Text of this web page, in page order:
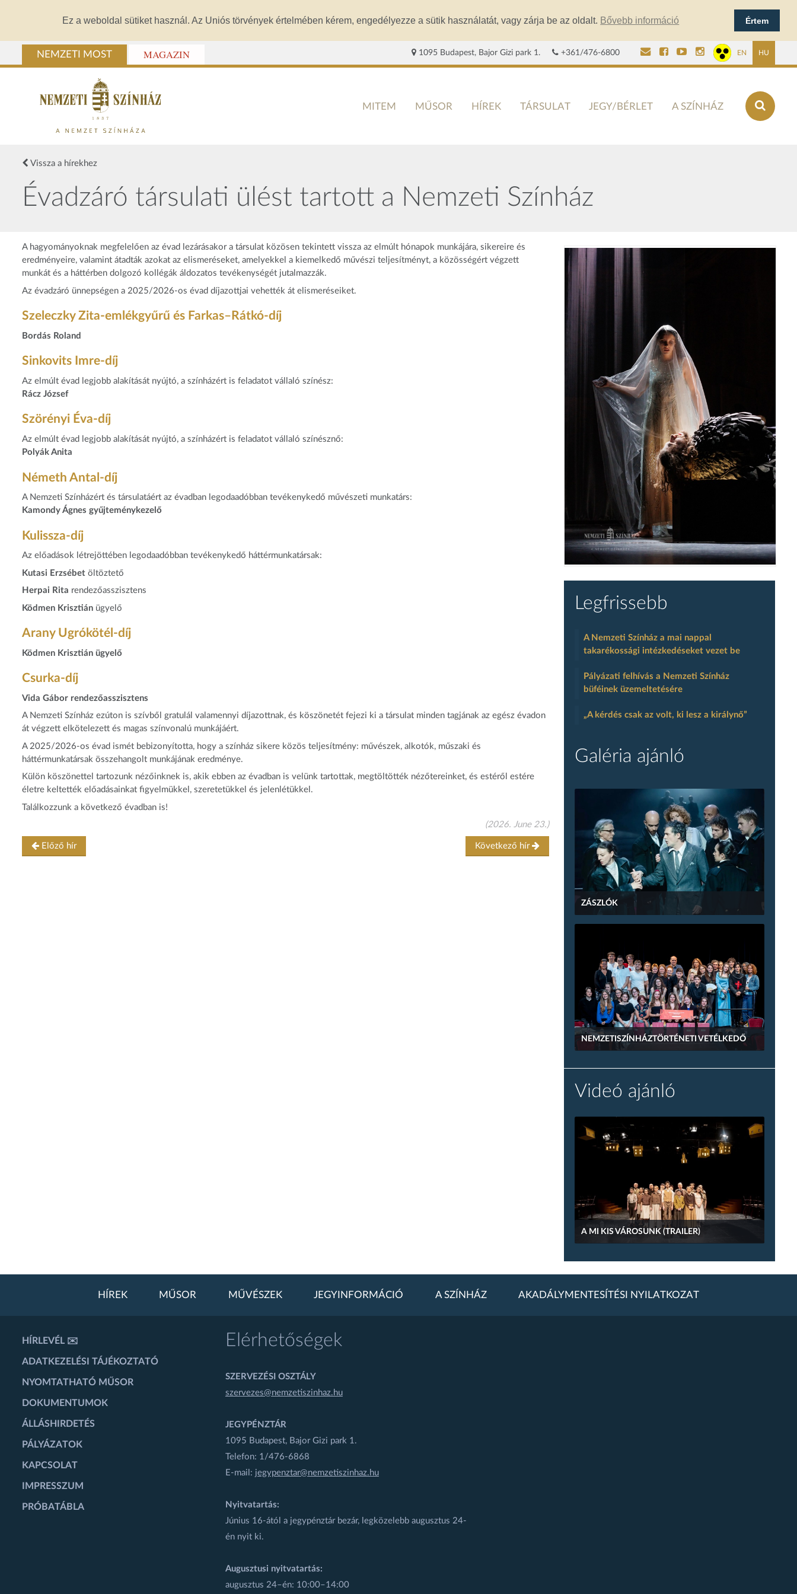
Ez a weboldal sütiket használ. Az Uniós törvények értelmében kérem, engedélyezze a sütik használatát, vagy zárja be az oldalt. Bővebb információ Értem
NEMZETI MOST MAGAZIN 1095 Budapest, Bajor Gizi park 1. +361/476-6800 EN HU
MITEM MŰSOR HÍREK TÁRSULAT JEGY/BÉRLET A SZÍNHÁZ
Vissza a hírekhez
Évadzáró társulati ülést tartott a Nemzeti Színház
A hagyományoknak megfelelően az évad lezárásakor a társulat közösen tekintett vissza az elmúlt hónapok munkájára, sikereire és
eredményeire, valamint átadták azokat az elismeréseket, amelyekkel a kiemelkedő művészi teljesítményt, a közösségért végzett
munkát és a háttérben dolgozó kollégák áldozatos tevékenységét jutalmazzák.
Az évadzáró ünnepségen a 2025/2026-os évad díjazottjai vehették át elismeréseiket.
Szeleczky Zita-emlékgyűrű és Farkas–Rátkó-díj
Bordás Roland
Sinkovits Imre-díj
Az elmúlt évad legjobb alakítását nyújtó, a színházért is feladatot vállaló színész:
Rácz József
Szörényi Éva-díj
Az elmúlt évad legjobb alakítását nyújtó, a színházért is feladatot vállaló színésznő:
Polyák Anita
Németh Antal-díj
A Nemzeti Színházért és társulatáért az évadban legodaadóbban tevékenykedő művészeti munkatárs:
Kamondy Ágnes gyűjteménykezelő
Kulissza-díj
Az előadások létrejöttében legodaadóbban tevékenykedő háttérmunkatársak:
Kutasi Erzsébet öltöztető
Herpai Rita rendezőasszisztens
Ködmen Krisztián ügyelő
Arany Ugrókötél-díj
Ködmen Krisztián ügyelő
Csurka-díj
Vida Gábor rendezőasszisztens
A Nemzeti Színház ezúton is szívből gratulál valamennyi díjazottnak, és köszönetét fejezi ki a társulat minden tagjának az egész évadon
át végzett elkötelezett és magas színvonalú munkájáért.
A 2025/2026-os évad ismét bebizonyította, hogy a színház sikere közös teljesítmény: művészek, alkotók, műszaki és
háttérmunkatársak összehangolt munkájának eredménye.
Külön köszönettel tartozunk nézőinknek is, akik ebben az évadban is velünk tartottak, megtöltötték nézőtereinket, és estéről estére
életre keltették előadásainkat figyelmükkel, szeretetükkel és jelenlétükkel.
Találkozzunk a következő évadban is!
(2026. June 23.)
Előző hír Következő hír
Legfrissebb
A Nemzeti Színház a mai nappal
takarékossági intézkedéseket vezet be
Pályázati felhívás a Nemzeti Színház
büféinek üzemeltetésére
„A kérdés csak az volt, ki lesz a királynő”
Galéria ajánló
ZÁSZLÓK
NEMZETISZÍNHÁZTÖRTÉNETI VETÉLKEDŐ
Videó ajánló
A MI KIS VÁROSUNK (TRAILER)
HÍREK MŰSOR MŰVÉSZEK JEGYINFORMÁCIÓ A SZÍNHÁZ AKADÁLYMENTESÍTÉSI NYILATKOZAT
HÍRLEVÉL ✉️
ADATKEZELÉSI TÁJÉKOZTATÓ
NYOMTATHATÓ MŰSOR
DOKUMENTUMOK
ÁLLÁSHIRDETÉS
PÁLYÁZATOK
KAPCSOLAT
IMPRESSZUM
PRÓBATÁBLA
Elérhetőségek
SZERVEZÉSI OSZTÁLY
szervezes@nemzetiszinhaz.hu
JEGYPÉNZTÁR
1095 Budapest, Bajor Gizi park 1.
Telefon: 1/476-6868
E-mail: jegypenztar@nemzetiszinhaz.hu
Nyitvatartás:
Június 16-ától a jegypénztár bezár, legközelebb augusztus 24-
én nyit ki.
Augusztusi nyitvatartás:
augusztus 24–én: 10:00–14:00